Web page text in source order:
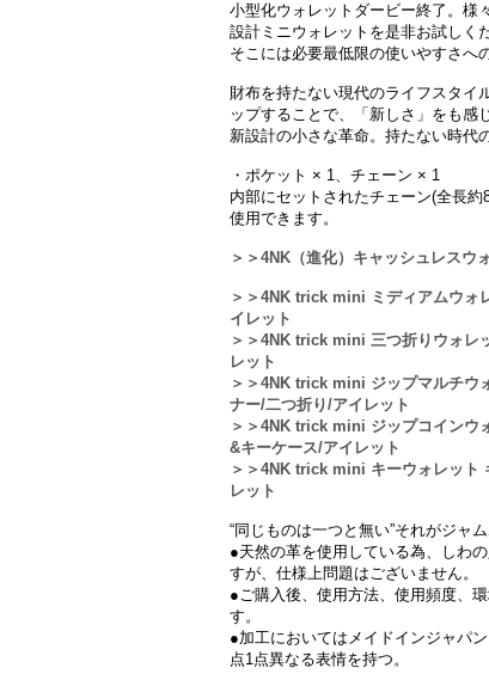
小型化ウォレットダービー終了。様
設計ミニウォレットを是非お試しく
そこには必要最低限の使いやすさへ
財布を持たない現代のライフスタイ
ップすることで、「新しさ」をも感
新設計の小さな革命。持たない時代
・ポケット × 1、チェーン × 1
内部にセットされたチェーン(全長
使用できます。
＞＞4NK（進化）キャッシュレスウ
＞＞4NK trick mini ミディアムウォ
イレット
＞＞4NK trick mini 三つ折りウォレ
レット
＞＞4NK trick mini ジップマルチウ
ナー/二つ折り/アイレット
＞＞4NK trick mini ジップコインウ
&キーケース/アイレット
＞＞4NK trick mini キーウォレット
レット
“同じものは一つと無い”それがジャ
●天然の革を使用している為、しわ
すが、仕様上問題はございません。
●ご購入後、使用方法、使用頻度、
す。
●加工においてはメイドインジャパ
点1点異なる表情を持つ。